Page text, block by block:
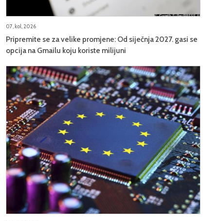
07, kol, 2026
Pripremite se za velike promjene: Od siječnja 2027. gasi se
opcija na Gmailu koju koriste milijuni